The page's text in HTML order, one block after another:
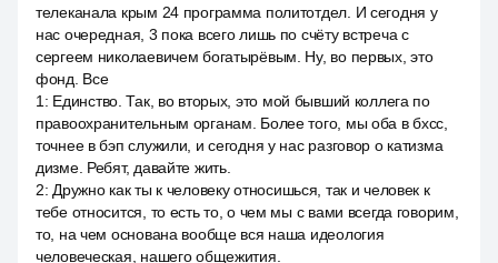
телеканала крым 24 программа политотдел. И сегодня у
нас очередная, 3 пока всего лишь по счёту встреча с
сергеем николаевичем богатырёвым. Ну, во первых, это
фонд. Все
1 : Единство. Так, во вторых, это мой бывший коллега по
правоохранительным органам. Более того, мы оба в бхсс,
точнее в бэп служили, и сегодня у нас разговор о катизма
дизме. Ребят, давайте жить.
2: Дружно как ты к человеку относишься, так и человек к
тебе относится, то есть то, о чем мы с вами всегда говорим,
то, на чем основана вообще вся наша идеология
человеческая, нашего общежития.